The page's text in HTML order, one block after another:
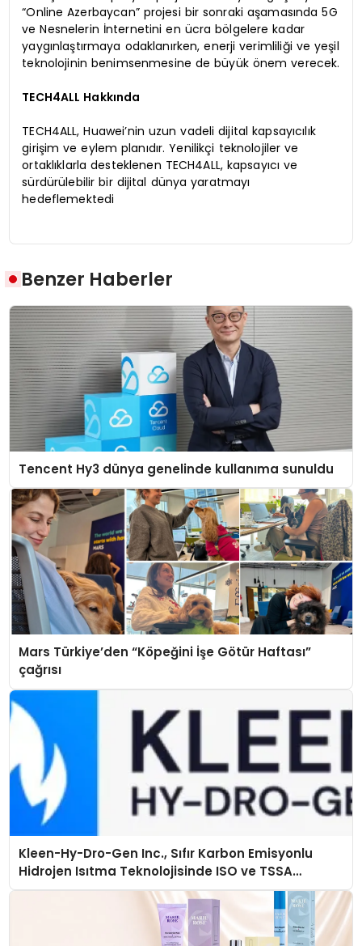
“Online Azerbaycan” projesi bir sonraki aşamasında 5G
ve Nesnelerin İnternetini en ücra bölgelere kadar
yaygınlaştırmaya odaklanırken, enerji verimliliği ve yeşil
teknolojinin benimsenmesine de büyük önem verecek.
TECH4ALL Hakkında
TECH4ALL, Huawei’nin uzun vadeli dijital kapsayıcılık
girişim ve eylem planıdır. Yenilikçi teknolojiler ve
ortaklıklarla desteklenen TECH4ALL, kapsayıcı ve
sürdürülebilir bir dijital dünya yaratmayı
hedeflemektedi
Benzer Haberler
Tencent Hy3 dünya genelinde kullanıma sunuldu
Mars Türkiye’den “Köpeğini İşe Götür Haftası”
çağrısı
Kleen-Hy-Dro-Gen Inc., Sıfır Karbon Emisyonlu
Hidrojen Isıtma Teknolojisinde ISO ve TSSA
Düzenleyici Onaylarını Aldı